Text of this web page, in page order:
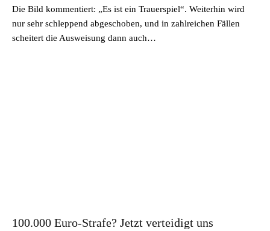
Die Bild kommentiert: „Es ist ein Trauerspiel“. Weiterhin wird
nur sehr schleppend abgeschoben, und in zahlreichen Fällen
scheitert die Ausweisung dann auch…
100.000 Euro-Strafe? Jetzt verteidigt uns